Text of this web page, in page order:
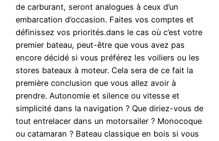
de carburant, seront analogues à ceux d’un
embarcation d’occasion. Faites vos comptes et
définissez vos priorités.dans le cas où c’est votre
premier bateau, peut-être que vous avez pas
encore décidé si vous préférez les voiliers ou les
stores bateaux à moteur. Cela sera de ce fait la
première conclusion que vous allez avoir à
prendre. Autonomie et silence ou vitesse et
simplicité dans la navigation ? Que diriez-vous de
tout entrelacer dans un motorsailer ? Monocoque
ou catamaran ? Bateau classique en bois si vous